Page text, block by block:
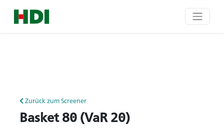
Zurück zum Screener
Basket 80 (VaR 20)